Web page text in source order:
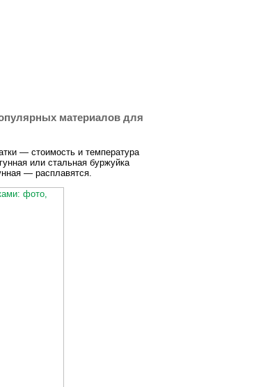
материалов для
— стоимость и температура
или стальная буржуйка
— расплавятся.